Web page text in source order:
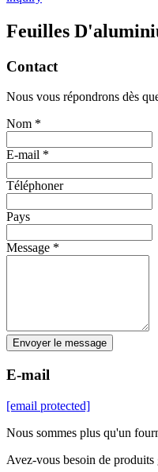
Feuilles
Contact
Nous vous répondrons dès
Nom *
E-mail *
Téléphoner
Pays
Message *
Envoyer le message
E-mail
[email protected]
Nous sommes plus qu'un
Avez-vous besoin de